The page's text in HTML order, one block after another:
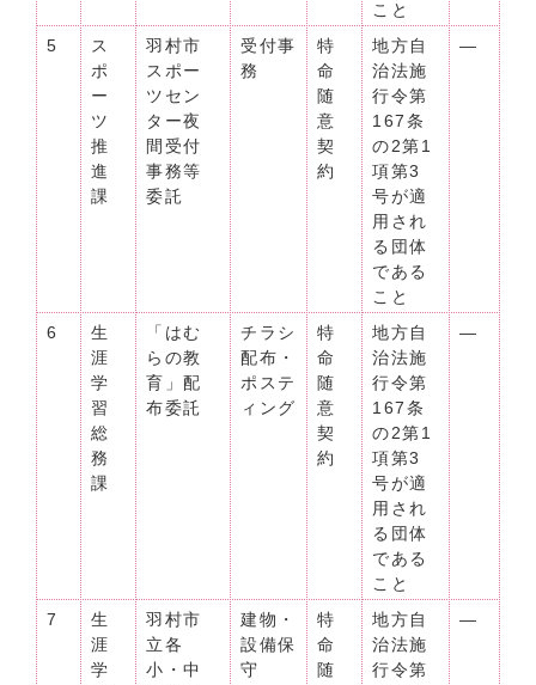
こと
5
ス
ポ
ー
ツ
推
進
課
羽村市
スポー
ツセン
ター夜
間受付
事務等
委託
受付事
務
特
命
随
意
契
約
地方自
治法施
行令第
167条
の2第1
項第3
号が適
用され
る団体
である
こと
―
6
生
涯
学
習
総
務
課
「はむ
らの教
育」配
布委託
チラシ
配布・
ポステ
ィング
特
命
随
意
契
約
地方自
治法施
行令第
167条
の2第1
項第3
号が適
用され
る団体
である
こと
―
7
生
涯
学
羽村市
立各
小・中
建物・
設備保
守
特
命
随
地方自
治法施
行令第
―